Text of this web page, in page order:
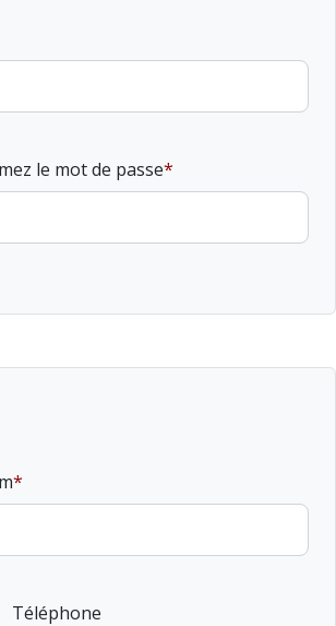
le mot de passe
Téléphone